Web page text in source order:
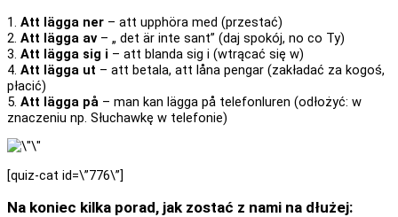
1. Att lägga ner – att upphöra med (przestać)
2. Att lägga av– „ det är inte sant” (daj spokój, no co Ty)
3. Att lägga sig i – att blanda sig i (wtrącać się w)
4. Att lägga ut – att betala, att låna pengar (zakładać za kogoś,
płacić)
5. Att lägga på – man kan lägga på telefonluren (odłożyć: w
znaczeniu np. Słuchawkę w telefonie)
[quiz-cat id=\”776\”]
Na koniec kilka porad, jak zostać z nami na dłużej: